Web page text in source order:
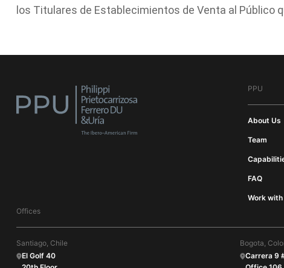
los Titulares de Establecimientos de Venta al Público
PPU
About Us
Team
FAQ
Work
Offices
Santiago, Chile
El Golf 40
Bogota,
Carrera 9